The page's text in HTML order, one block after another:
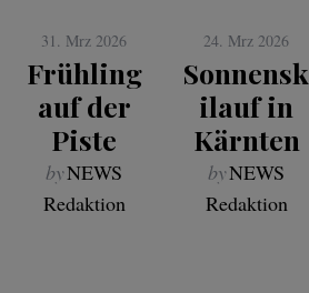
31. Mrz 2026
Frühling
auf der
Piste
byNEWS
Redaktion
24. Mrz 2026
Sonnensk
ilauf in
Kärnten
byNEWS
Redaktion